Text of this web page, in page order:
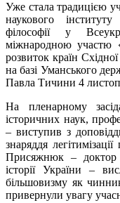
Уже стала традицією
наукового
філософії у
міжнародною участю
розвиток країн
на базі Уманського
Павла Тичини 4
На пленарному
історичних наук,
– виступив з
знаряддя
Присяжнюк – доктор
історії України –
більшовизму як
привернули увагу